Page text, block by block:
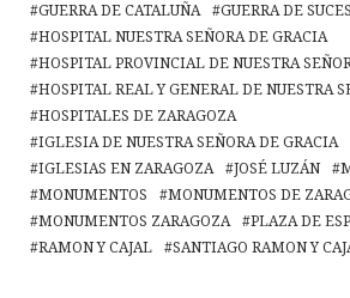
GUERRA DE CATALUÑA
GUERRA DE
HOSPITAL NUESTRA SEÑORA DE GRACIA
HOSPITAL PROVINCIAL DE NUESTRA
HOSPITAL REAL Y GENERAL DE NUESTRA
HOSPITALES DE ZARAGOZA
IGLESIA DE NUESTRA SEÑORA DE GRACIA
IGLESIAS EN ZARAGOZA
JOSÉ LUZÁN
MONUMENTOS
MONUMENTOS DE
MONUMENTOS ZARAGOZA
PLAZA DE
RAMON Y CAJAL
SANTIAGO RAMON Y